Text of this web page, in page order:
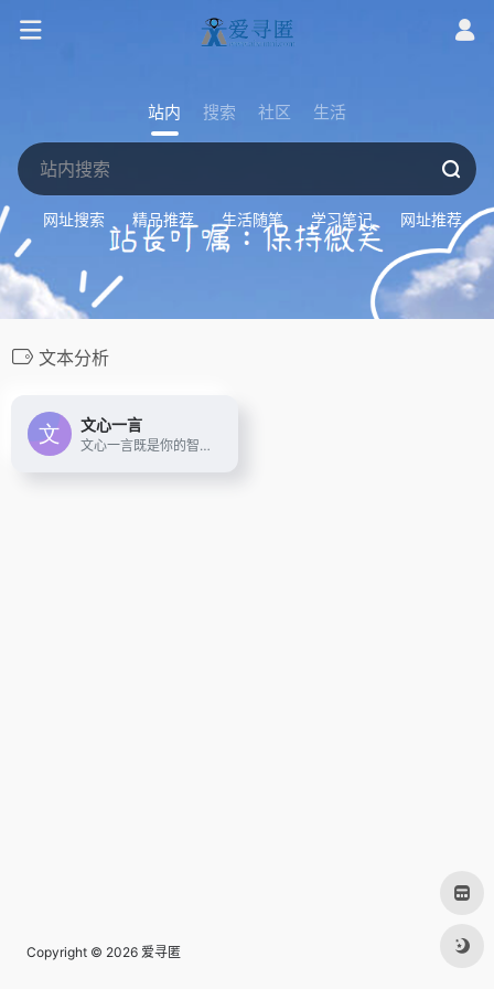
站内 搜索 社区 生活
网址搜索 精品推荐 生活随笔 学习笔记 网址推荐
文本分析
文心一言
文心一言既是你的智能伙伴，可以陪你聊天、回答问题、画图识图；也是你的AI助手，可以提供灵感、撰写文案、阅读文档、智能翻译，帮你高效完成工作和学习任务。
Copyright © 2026 爱寻匿